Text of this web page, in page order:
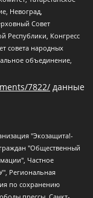
Невоград,
Совет
Республики, Конгресс
совета народных
объединение,
7822/ данные
Владыкина Елена Сергеевна, Гельман Марат Александрович, Никульшина Вероника Юрьевна, Толоконникова Надежда Андреевна, Шендерович Виктор Анатольевич, Общество с ограниченной ответственностью "Данное сообщение", Общество с ограниченной ответственностью Издательский дом "Новая глава", Айнбиндер Александра Александровна, Московский комьюнити-центр для ЛГБТ+инициатив, Благотворительный фонд развития филантропии, Deutsche Welle (Германия, Kurt-Schumacher-Strasse 3, 53113 Bonn), Борзунова Мария Михайловна, Воробьев Виктор Викторович, Голубева Анна Львовна, Константинова Алла Михайловна, Малкова Ирина Владимировна, Мурадов Мурад Абдулгалимович, Осетинская Елизавета Николаевна, Понасенков Евгений Николаевич, Ганапольский Матвей Юрьевич, Киселев Евгений Алексеевич, Борухович Ирина Григорьевна, Дремин Иван Тимофеевич, Дубровский Дмитрий Викторович, Красноярская региональная общественная организация поддержки и развития альтернативных образовательных технологий и межкультурных коммуникаций "ИНТЕРРА", Маяковская Екатерина Алексеевна, Фейгин Марк Захарович, Филимонов Андрей Викторович, Дзугкоева Регина Николаевна, Доброхотов Роман Александрович, Дудь Юрий Александрович, Елкин Сергей Владимирович, Кругликов Кирилл Игоревич, Сабунаева Мария Леонидовна, Семенов Алексей Владимирович, Шаинян Карен Багратович, Шульман Екатерина Михайловна, Асафьев Артур Валерьевич, Вахштайн Виктор Семенович, Венедиктов Алексей Алексеевич, Лушникова Екатерина Евгеньевна, Волков Леонид Михайлович, Невзоров Александр Глебович, Пархоменко Сергей Борисович, Сироткин Ярослав Николаевич, Кара-Мурза Владимир Владимирович, Баранова Наталья Владимировна, Гозман Леонид Яковлевич, Кагарлицкий Борис Юльевич, Климарев Михаил Валерьевич, Милов Владимир Станиславович, Автономная некоммерческая организация Краснодарский центр современного искусства "Типография", Моргенштерн Алишер Тагирович, Соболь Любовь Эдуардовна, Общество с ограниченной ответственностью "ЛИЗА НОРМ", Каспаров Гарри Кимович, Ходорковский Михаил Борисович, Общество с ограниченной ответственностью "Апрельские тезисы", Данилович Ирина Брониславовна, Кашин Олег Владимирович, Петров Николай Владимирович, Пивоваров Алексей Владимирович, Соколов Михаил Владимирович, Цветкова Юлия Владимировна, Чичваркин Евгений Александрович, Комитет против пыток/Команда против пыток, Общество с ограниченной ответственностью "Первый научный", Общество с ограниченной ответственностью "Вертолет и ко", Белоцерковская Вероника Борисовна, Кац Максим Евгеньевич, Лазарева Татьяна Юрьевна, Шаведдинов Руслан Табризович, Яшин Илья Валерьевич, Общество с ограниченной ответственностью "Иноагент ААВ", Алешковский Дмитрий Петрович, Альбац Евгения Марковна, Быков Дмитрий Львович, Галямина Юлия Евгеньевна, Лойко Сергей Леонидович, Мартынов Кирилл Константинович, Медведев Сергей Александрович, Крашенинников Федор Геннадиевич, Гордеева Катерина Вл